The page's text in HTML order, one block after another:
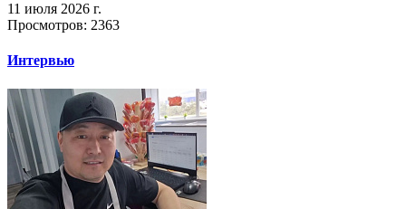
11 июля 2026 г.
Просмотров: 2363
Интервью